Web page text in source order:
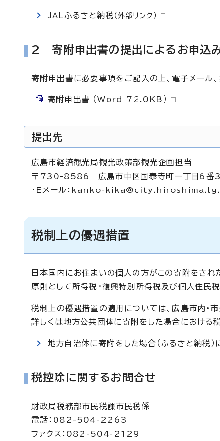
JALふるさと納税 （外部リンク）
2 寄附申出書の提出によるお申込
寄附申出書に必要事項をご記入の上、電子メール
寄附申出書 （Word 72.0KB）
提出先
広島市経済観光局観光政策部観光企画担当
〒730-8586 広島市中区国泰寺町一丁目6番
・Eメール： kanko-
税制上の優遇措置
日本国内にお住まいの個人の方がこの寄附をされ
原則として所得税・復興特別所得税及び個人住民
税制上の優遇措置の適用については、広島市内・
詳しくは地方公共団体に寄附をした場合における
地方自治体に寄附をした場合（ふるさと納税
税控除に関するお問合せ
財政局税務部市民税課市民税係
電話：082-504-2263
ファクス：082-504-2129